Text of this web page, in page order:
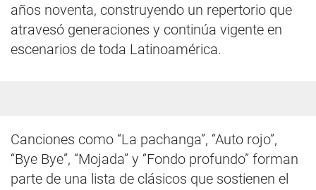
años noventa, construyendo un repertorio que
atravesó generaciones y continúa vigente en
escenarios de toda Latinoamérica.
Canciones como “La pachanga”, “Auto rojo”,
“Bye Bye”, “Mojada” y “Fondo profundo” forman
parte de una lista de clásicos que sostienen el